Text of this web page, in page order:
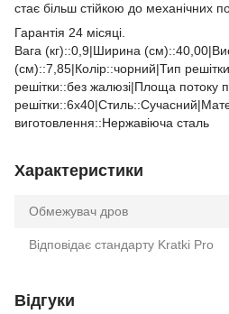
стає більш стійкою до механічних
Гарантія 24 місяці.
Вага (кг)::0,9|Ширина
(см)::7,85|Колір::чорний|Тип
решітки::без жалюзі|Площа потоку
виготовлення::Нержавіюча сталь
Характеристики
Обмежувач дров
Відповідає стандарту Kratki Pro
Відгуки